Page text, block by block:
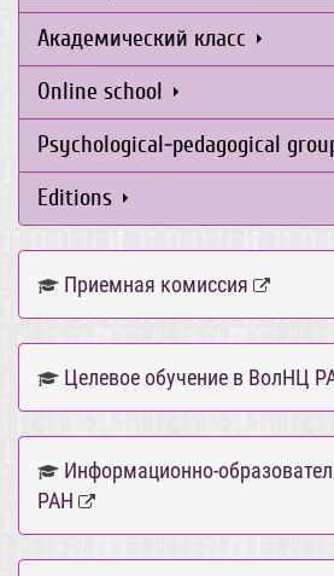
Академический класс
Online school
Psychological-pedagogical
Editions
Приемная комиссия
Целевое обучение в ВолНЦ
Информационно-
РАН